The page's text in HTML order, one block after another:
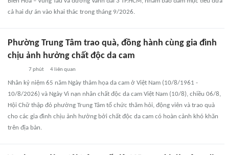
cả hai dự án vào khai thác trong tháng 9/2026.
Phường Trung Tâm trao quà, đồng hành cùng gia đình
chịu ảnh hưởng chất độc da cam
7 phút 4liên quan
Nhân kỷ niệm 65 năm Ngày thảm họa da cam ở Việt Nam (10/8/1961 -
10/8/2026) và Ngày Vì nạn nhân chất độc da cam Việt Nam (10/8), chiều 06/8,
Hội Chữ thập đỏ phường Trung Tâm tổ chức thăm hỏi, động viên và trao quà
cho các gia đình chịu ảnh hưởng bởi chất độc da cam có hoàn cảnh khó khăn
trên địa bàn.